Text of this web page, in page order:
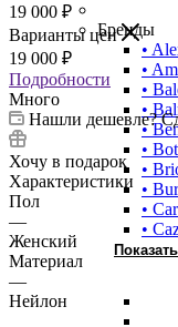
Бренды
•
•
•
•
•
•
•
•
•
•
19 000 ₽
Варианты цен
19 000 ₽
Подробности
Много
Нашли дешевле?
Хочу в подарок
Характеристики
Пол
—
Женский
Материал
—
Нейлон